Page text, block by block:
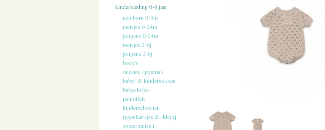
kinderkleding 0-6 jaar
newborn 0-3m
meisjes 0-24m
jongens 0-24m
meisjes 2-6j
jongens 2-6j
body's
onesies / pyama's
baby- & kindersokken
babyslofjes
pantoffels
kinderschoenen
regenlaarsjes & -kledij
zomermutsen